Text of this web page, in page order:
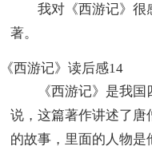
我对《西游记》很
著。
《西游记》读后感14
《西游记》是我
说，这篇著作讲述了
的故事，里面的人物是